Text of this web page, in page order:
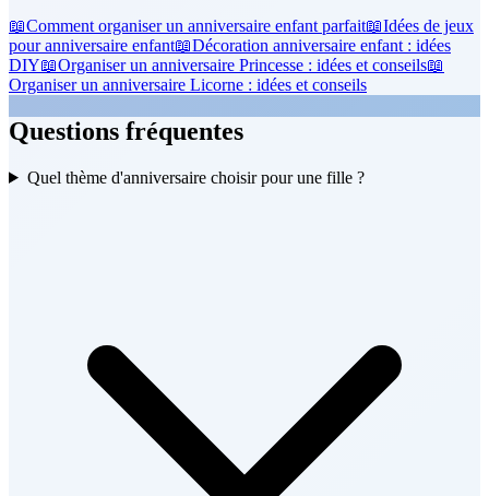
📖Comment organiser un anniversaire enfant parfait📖Idées de jeux
pour anniversaire enfant📖Décoration anniversaire enfant : idées
DIY📖Organiser un anniversaire Princesse : idées et conseils📖
Organiser un anniversaire Licorne : idées et conseils
Questions fréquentes
Quel thème d'anniversaire choisir pour une fille ?